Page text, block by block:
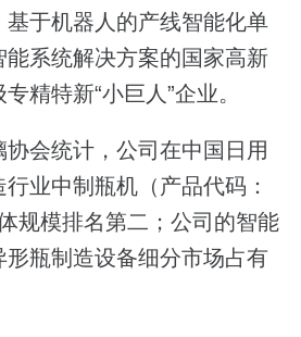
于机器人的产线智能化单
系统解决方案的国家高新
精特新“小巨人”企业。
会统计，公司在中国日用
业中制瓶机（产品代码：
规模排名第二；公司的智能
形瓶制造设备细分市场占有